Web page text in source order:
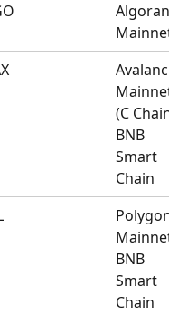
(C
BNB
Smart
Chain
BNB
Smart
Chain